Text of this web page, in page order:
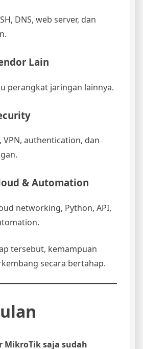
DNS, web server, dan
Lain
perangkat jaringan lainnya.
VPN, authentication, dan
& Automation
networking, Python, API,
tersebut, kemampuan
secara bertahap.
MikroTik saja sudah